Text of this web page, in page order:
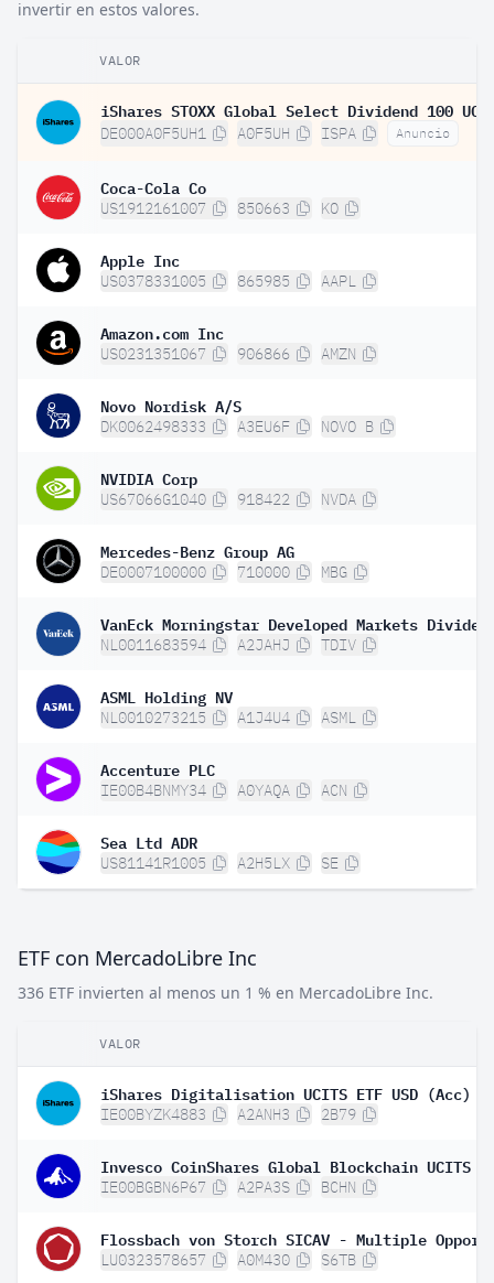
invertir en estos valores.
VALOR
DE000A0F5UH1 A0F5UH ISPA Anuncio
Coca-Cola Co
US1912161007 850663 KO
Apple Inc
US0378331005 865985 AAPL
Amazon.com Inc
US0231351067 906866 AMZN
Novo Nordisk A/S
DK0062498333 A3EU6F NOVO B
NVIDIA Corp
US67066G1040 918422 NVDA
Mercedes-Benz Group AG
DE0007100000 710000 MBG
NL0011683594 A2JAHJ TDIV
ASML Holding NV
NL0010273215 A1J4U4 ASML
Accenture PLC
IE00B4BNMY34 A0YAQA ACN
Sea Ltd ADR
US81141R1005 A2H5LX SE
ETF con MercadoLibre Inc
336 ETF invierten al menos un 1 % en MercadoLibre Inc.
VALOR
iShares Digitalisation UCITS ETF USD (Acc)
IE00BYZK4883 A2ANH3 2B79
Invesco CoinShares Global Blockchain UCITS
IE00BGBN6P67 A2PA3S BCHN
LU0323578657 A0M430 S6TB